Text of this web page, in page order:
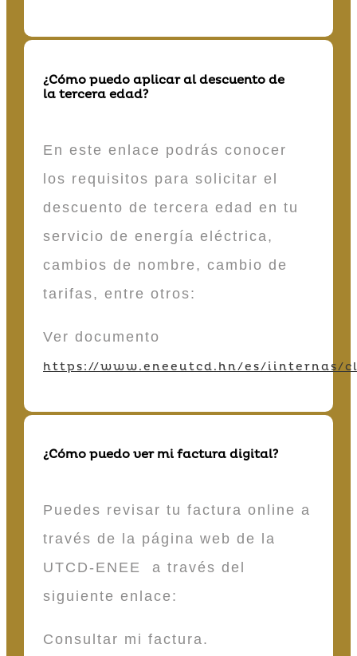
¿Cómo puedo aplicar al descuento de
la tercera edad?
En este enlace podrás conocer
los requisitos para solicitar el
descuento de tercera edad en tu
servicio de energía eléctrica,
cambios de nombre, cambio de
tarifas, entre otros:
Ver documento
https://www.eneeutcd.hn/es/iinternas/
¿Cómo puedo ver mi factura digital?
Puedes revisar tu factura online a
través de la página web de la
UTCD-ENEE a través del
siguiente enlace:
Consultar mi factura.